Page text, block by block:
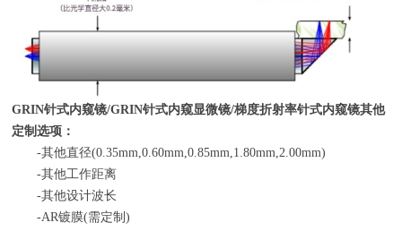
GRIN针式内窥镜/GRIN针式内窥显微镜/梯度折射率针式内窥镜其他
定制选项：
-其他直径(0.35mm,0.60mm,0.85mm,1.80mm,2.00mm)
-其他工作距离
-其他设计波长
-AR镀膜(需定制)